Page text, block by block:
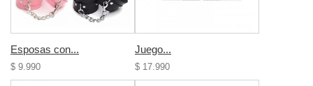
Esposas con...
$ 9.990
Juego...
$ 17.990